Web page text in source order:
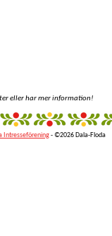
eller har mer information!
Intresseförening- ©2026 Dala-Floda